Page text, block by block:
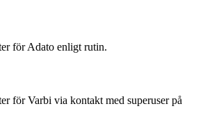
för Adato enligt rutin.
för Varbi via kontakt med superuser på